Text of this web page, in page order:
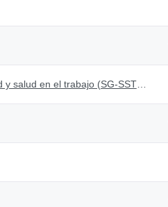
Manual sistema de gestión de la seguridad y salud en el trabajo (SG-SST) - Versión 4